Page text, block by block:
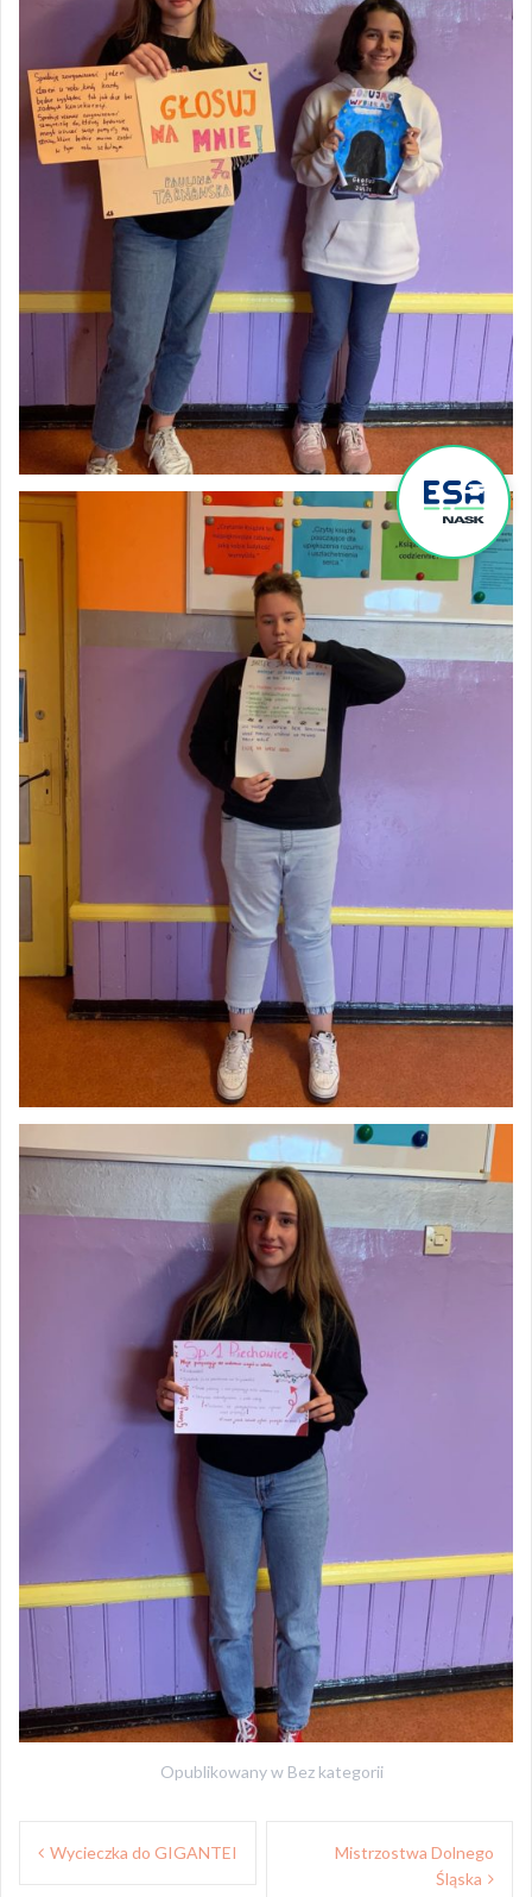
Opublikowany w Bez kategorii
Nawigacja
wpisu
Wycieczka do GIGANTEI
Mistrzostwa Dolnego
Śląska